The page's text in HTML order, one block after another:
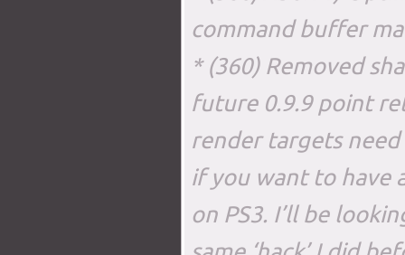
command buffer
* (360) Removed
future 0.9.9 point
render targets
if you want to have
on PS3. I’ll be